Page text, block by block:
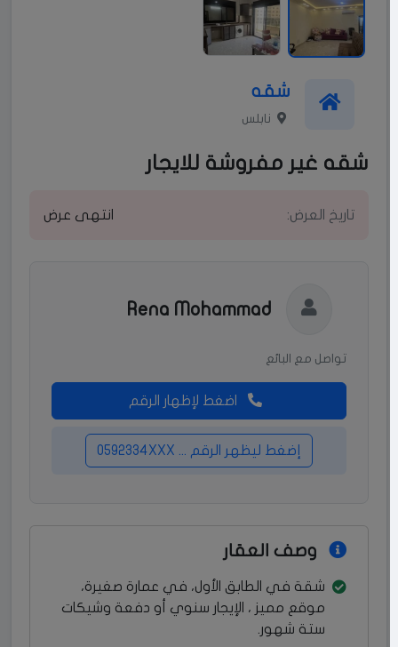
شقه
نابلس
شقه غير مفروشة للايجار
تاريخ العرض: انتهى عرض
Rena Mohammad
تواصل مع البائع
اضغط لإظهار الرقم
إضغط ليظهر الرقم ... 0592334XXX
وصف العقار
شقة في الطابق الأول، في عمارة صغيرة،
موقع مميز ، الإيجار سنوي أو دفعة وشيكات
ستة شهور.